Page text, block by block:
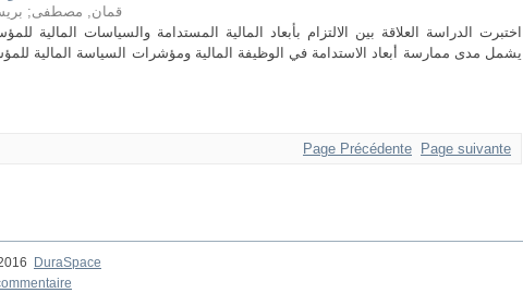
قمان, مصطفى;
اختبرت الدراسة العلاقة بين الالتزام بأبعاد المالية المستدامة والسياسات المالية
يشمل مدى ممارسة أبعاد الاستدامة في الوظيفة المالية ومؤشرات السياسة المالية
Page Précédente Page suivante
DuraSpace